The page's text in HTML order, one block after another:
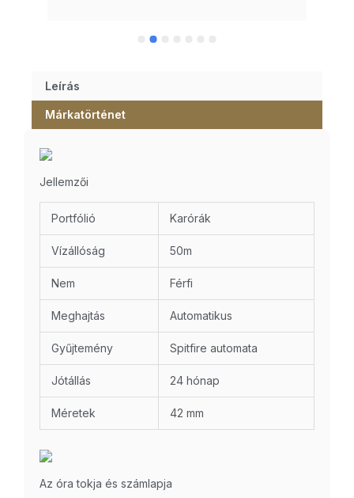
Leírás
Márkatörténet
Jellemzői
Portfólió Karórák
Vízállóság 50m
Nem Férfi
Meghajtás Automatikus
Gyűjtemény Spitfire automata
Jótállás 24 hónap
Méretek 42 mm
Az óra tokja és számlapja